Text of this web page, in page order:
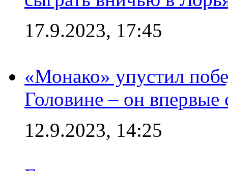
17.9.2023, 17:45
«Монако» упустил
Головине – он впервые
12.9.2023, 14:25